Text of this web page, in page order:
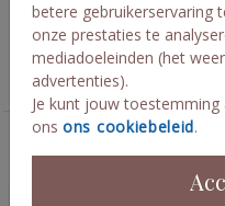
betere gebruikerservaring
onze prestaties te
mediadoeleinden (het
advertenties).
Je kunt jouw
ons ons cookiebeleid.
Collectie
sluitzegel op maat
Deze kaarten vind